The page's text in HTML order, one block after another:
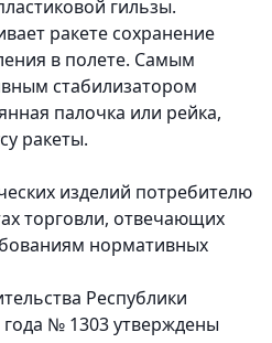
гильзы.
ракете сохранение
в полете. Самым
стабилизатором
палочка или рейка,
ракеты.
изделий потребителю
торговли, отвечающих
нормативных
Республики
года № 1303 утверждены